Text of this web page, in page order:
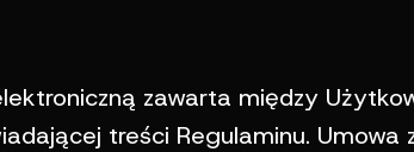
zawarta między
treści Regulaminu. Umowa